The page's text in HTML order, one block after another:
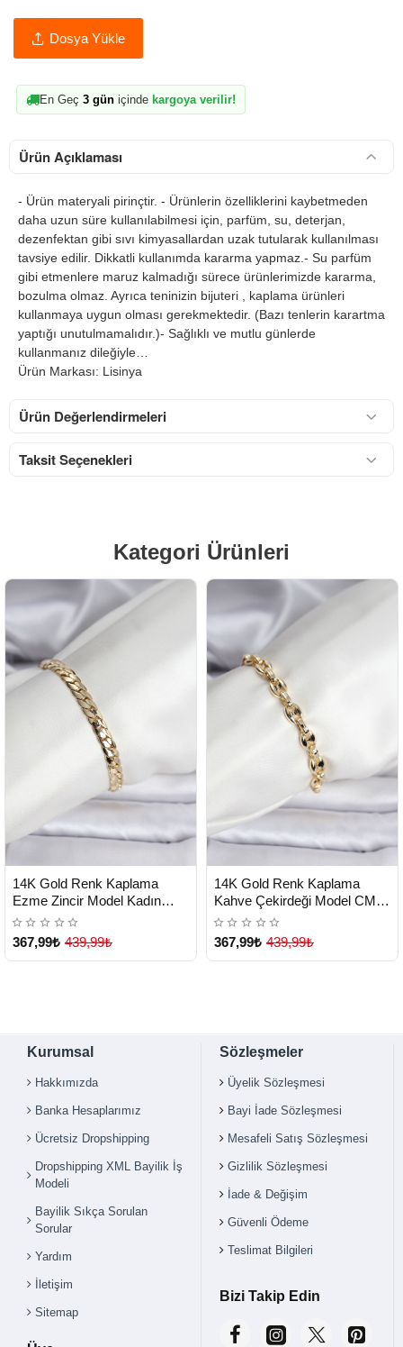
Dosya Yükle
En Geç 3 gün içinde kargoya verilir!
Ürün Açıklaması
- Ürün materyali pirinçtir. - Ürünlerin özelliklerini kaybetmeden
daha uzun süre kullanılabilmesi için, parfüm, su, deterjan,
dezenfektan gibi sıvı kimyasallardan uzak tutularak kullanılması
tavsiye edilir. Dikkatli kullanımda kararma yapmaz.- Su parfüm
gibi etmenlere maruz kalmadığı sürece ürünlerimizde kararma,
bozulma olmaz. Ayrıca teninizin bijuteri , kaplama ürünleri
kullanmaya uygun olması gerekmektedir. (Bazı tenlerin karartma
yaptığı unutulmamalıdır.)- Sağlıklı ve mutlu günlerde
kullanmanız dileğiyle…
Ürün Markası: Lisinya
Ürün Değerlendirmeleri
Taksit Seçenekleri
Kategori Ürünleri
TESLİMAT
14K Gold Renk Kaplama
Ezme Zincir Model Kadın
Bileklik - Lisinya
367,99₺ 439,99₺
TESLİMAT
14K Gold Renk Kaplama
Kahve Çekirdeği Model CM
Kadın Bileklik - Lisinya
367,99₺ 439,99₺
Kurumsal
Hakkımızda
Banka Hesaplarımız
Ücretsiz Dropshipping
Dropshipping XML Bayilik İş
Modeli
Bayilik Sıkça Sorulan
Sorular
Yardım
İletişim
Sitemap
Sözleşmeler
Üyelik Sözleşmesi
Bayi İade Sözleşmesi
Mesafeli Satış Sözleşmesi
Gizlilik Sözleşmesi
İade & Değişim
Güvenli Ödeme
Teslimat Bilgileri
Bizi Takip Edin